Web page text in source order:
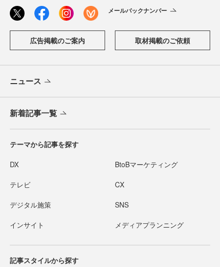
メールバックナンバー
広告掲載のご案内 取材掲載のご依頼
ニュース
新着記事一覧
テーマから記事を探す
DX BtoBマーケティング
テレビ CX
デジタル施策 SNS
インサイト メディアプランニング
記事スタイルから探す